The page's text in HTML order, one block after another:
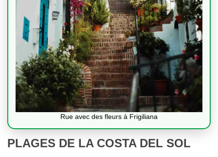
Rue avec des fleurs à Frigiliana
PLAGES DE LA COSTA DEL SOL